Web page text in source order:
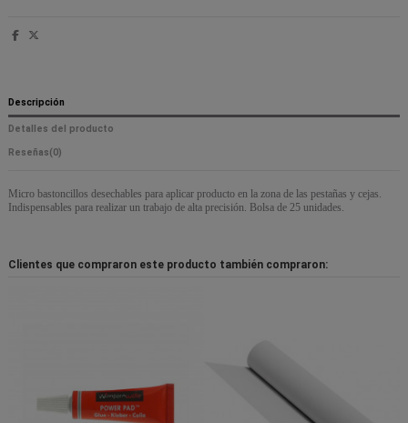
Descripción
Detalles del producto
Reseñas(0)
Micro bastoncillos desechables para aplicar producto en la zona de las pestañas y cejas.
Indispensables para realizar un trabajo de alta precisión. Bolsa de 25 unidades.
Clientes que compraron este producto también compraron: